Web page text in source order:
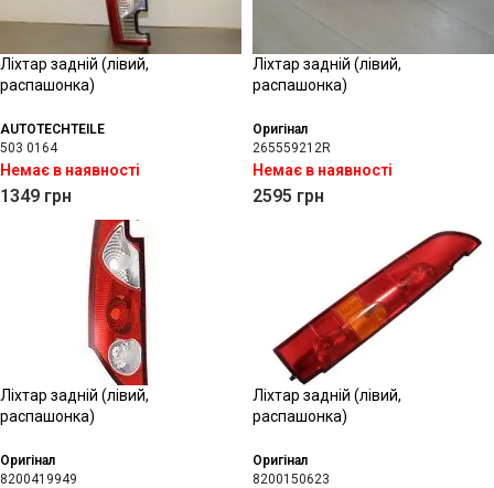
Ліхтар задній (лівий,
распашонка)
AUTOTECHTEILE
503 0164
Немає в наявності
1349 грн
Ліхтар задній (лівий,
распашонка)
Оригінал
265559212R
Немає в наявності
2595 грн
Ліхтар задній (лівий,
распашонка)
Оригінал
8200419949
Ліхтар задній (лівий,
распашонка)
Оригінал
8200150623